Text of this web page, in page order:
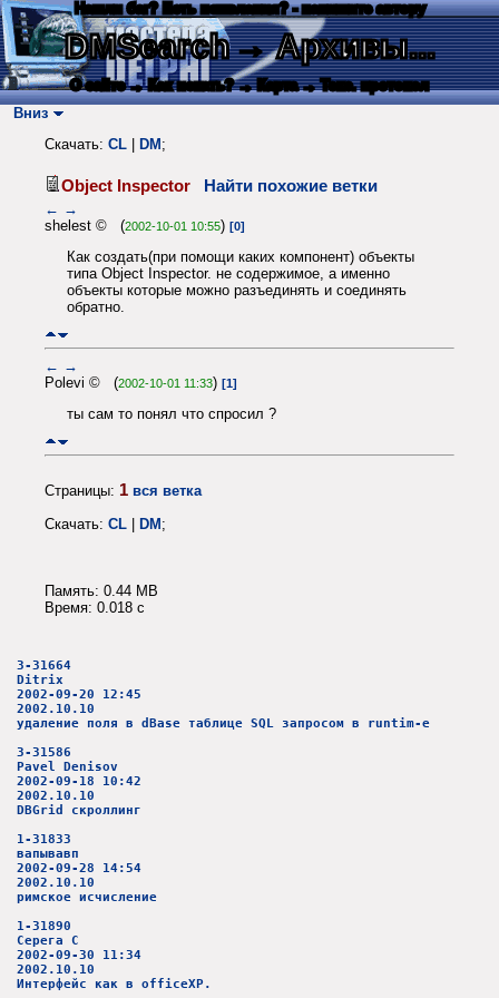
Нашли баг? Есть пожелания? - напишите автору
DMSearch→ Архивы...
О сайте → Как искать? → Карта → Текс. протокол
Вниз
Скачать: CL DM ;
Object Inspector Найти похожие ветки
← →
shelest © (2002-10-01 10:55) [0]
Как создать(при помощи каких компонент) объекты
типа Object Inspector. не содержимое, а именно
объекты которые можно разъединять и соединять
обратно.
← →
Polevi © (2002-10-01 11:33) [1]
ты сам то понял что спросил ?
Страницы: 1 вся ветка
Скачать: CL DM ;
Память: 0.44 MB
Время: 0.018 c
3-31664
Ditrix
2002-09-20 12:45
2002.10.10
удаление поля в dBase таблице SQL запросом в runtim-е
3-31586
Pavel Denisov
2002-09-18 10:42
2002.10.10
DBGrid скроллинг
1-31833
вапывавп
2002-09-28 14:54
2002.10.10
римское исчисление
1-31890
Серега С
2002-09-30 11:34
2002.10.10
Интерфейс как в officeXP.